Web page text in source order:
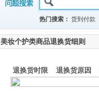
热门搜索： 货到付款
美妆个护类商品退换货细则
退换货时限 退换货原因